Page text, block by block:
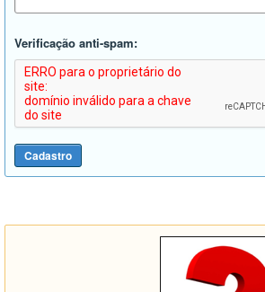
Verificação anti-spam: